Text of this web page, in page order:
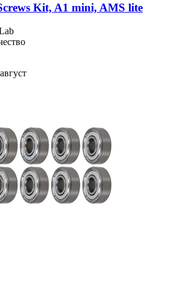
Kit, A1 mini, AMS lite